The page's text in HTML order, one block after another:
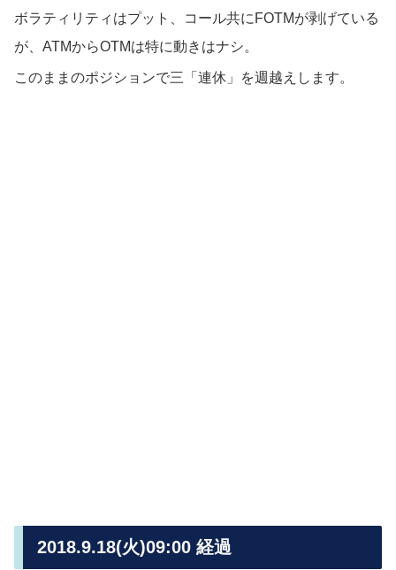
ボラティリティはプット、コール共にFOTMが剥げている
が、ATMからOTMは特に動きはナシ。
このままのポジションで三「連休」を週越えします。
2018.9.18(火)09:00 経過